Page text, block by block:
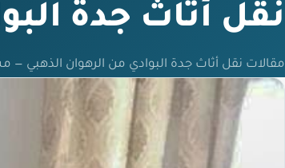
نقل أثاث جدة
مقالات نقل أثاث جدة البوادي من الرهوان الذهبي